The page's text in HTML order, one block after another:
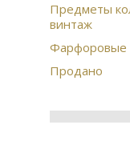
Предметы
винтаж
Фарфоровые
Продано